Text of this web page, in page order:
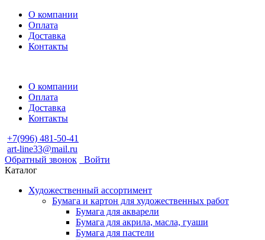
О компании
Оплата
Доставка
Контакты
О компании
Оплата
Доставка
Контакты
+7(996) 481-50-41
art-line33@mail.ru
Обратный звонок
Войти
Каталог
Художественный ассортимент
Бумага и картон для художественных работ
Бумага для акварели
Бумага для акрила, масла, гуаши
Бумага для пастели